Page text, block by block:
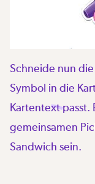
Schneide nun
Symbol in die
Kartentext passt.
gemeinsamen
Sandwich sein.